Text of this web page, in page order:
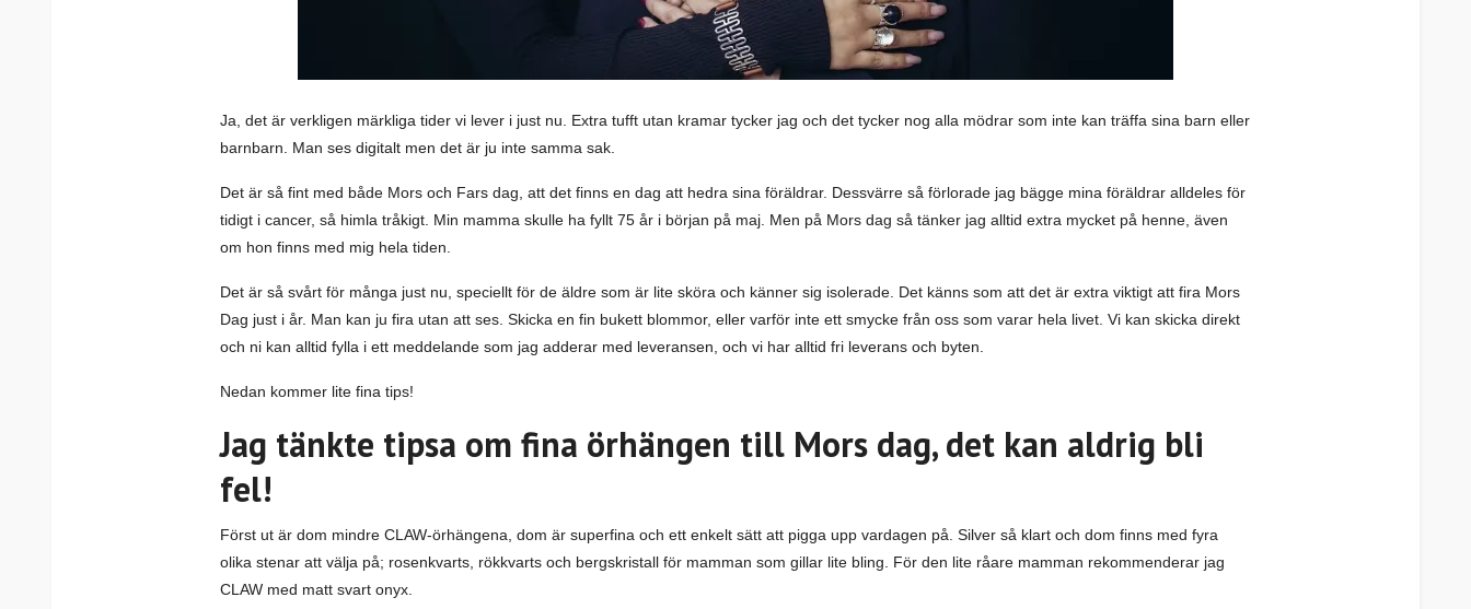
Ja, det är verkligen märkliga tider vi lever i just nu. Extra tufft utan kramar tycker jag och det tycker nog alla mödrar som inte kan träffa sina barn eller
barnbarn. Man ses digitalt men det är ju inte samma sak.
Det är så fint med både Mors och Fars dag, att det finns en dag att hedra sina föräldrar. Dessvärre så förlorade jag bägge mina föräldrar alldeles för
tidigt i cancer, så himla tråkigt. Min mamma skulle ha fyllt 75 år i början på maj. Men på Mors dag så tänker jag alltid extra mycket på henne, även
om hon finns med mig hela tiden.
Det är så svårt för många just nu, speciellt för de äldre som är lite sköra och känner sig isolerade. Det känns som att det är extra viktigt att fira Mors
Dag just i år. Man kan ju fira utan att ses.Skicka en fin bukett blommor, eller varför inte ett smycke från oss som varar hela livet. Vi kan skicka direkt
och ni kan alltid fylla i ett meddelande som jag adderar med leveransen, och vi har alltid fri leverans och byten.
Nedan kommer lite fina tips!
Jag tänkte tipsa om fina örhängen till Mors dag, det kan aldrig bli
fel!
Först ut är dom mindre CLAW-örhängena, dom är superfina och ett enkelt sätt att pigga upp vardagen på. Silver så klart och dom finns med fyra
olika stenar att välja på; rosenkvarts, rökkvarts och bergskristall för mamman som gillar lite bling. För den lite råare mamman rekommenderar jag
CLAW med matt svart onyx.